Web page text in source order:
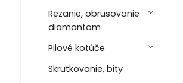
Rezanie, obrusovanie
diamantom
Pilové kotúče
Skrutkovanie, bity